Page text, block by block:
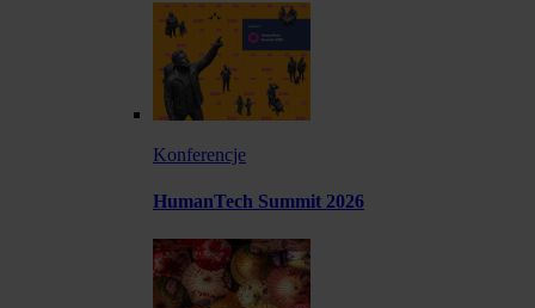
Konferencje
HumanTech Summit 2026